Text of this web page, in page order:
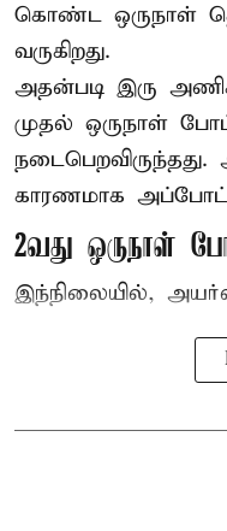
கொண்ட ஒருநாள்
வருகிறது.
அதன்படி இரு
முதல் ஒருநாள்
காரணமாக
2வது ஒருநாள்
இந்நிலையில்,